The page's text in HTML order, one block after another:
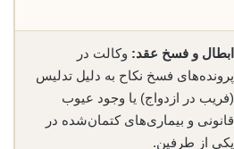
ابطال و فسخ عقد: وکالت در
پرونده‌های فسخ نکاح به دلیل تدلیس
(فریب در ازدواج) یا وجود عیوب
قانونی و بیماری‌های کتمان‌شده در
یکی از طرفین.